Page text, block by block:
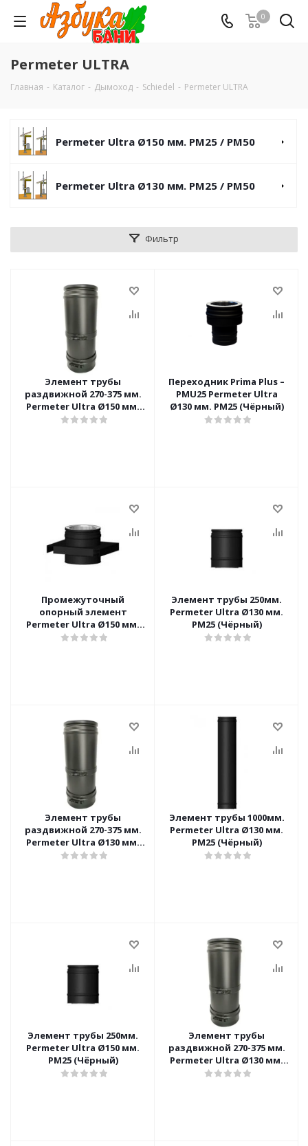
0
Permeter ULTRA
Главная - Каталог - Дымоход - Schiedel - Permeter ULTRA
Permeter Ultra Ø150 мм. PM25 / PM50
Permeter Ultra Ø130 мм. PM25 / PM50
Фильтр
Элемент трубы
раздвижной 270-375 мм.
Permeter Ultra Ø150 мм.
PM25 (Чёрный)
Переходник Prima Plus –
PMU25 Permeter Ultra
Ø130 мм. PM25 (Чёрный)
Промежуточный
опорный элемент
Permeter Ultra Ø150 мм.
PM25 (Чёрный)
Элемент трубы 250мм.
Permeter Ultra Ø130 мм.
PM25 (Чёрный)
Элемент трубы
раздвижной 270-375 мм.
Permeter Ultra Ø130 мм.
PM50 (Чёрный)
Элемент трубы 1000мм.
Permeter Ultra Ø130 мм.
PM25 (Чёрный)
Элемент трубы 250мм.
Permeter Ultra Ø150 мм.
PM25 (Чёрный)
Элемент трубы
раздвижной 270-375 мм.
Permeter Ultra Ø130 мм.
PM25 (Чёрный)